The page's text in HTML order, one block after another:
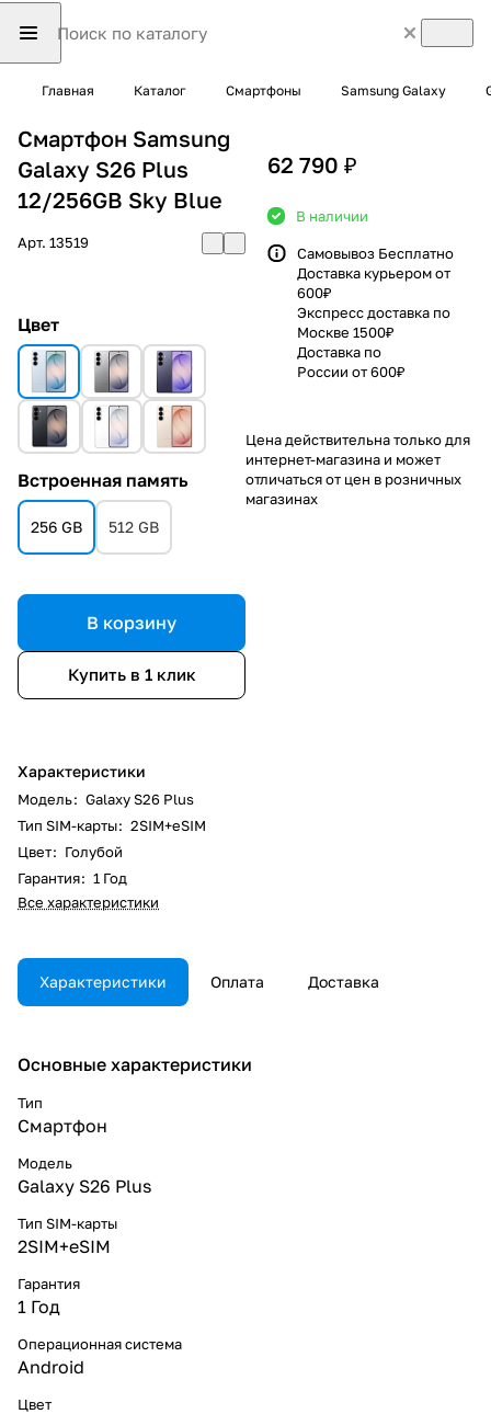
Главная Каталог Смартфоны Samsung Galaxy
Смартфон Samsung
Galaxy S26 Plus
12/256GB Sky Blue
Арт. 13519
Цвет
Встроенная память
256 GB 512 GB
В корзину
Купить в 1 клик
Характеристики
Модель: Galaxy S26 Plus
Тип SIM-карты: 2SIM+eSIM
Цвет: Голубой
Гарантия: 1 Год
Все характеристики
62 790 ₽
В наличии
Самовывоз Бесплатно
Доставка курьером от
600₽
Экспресс доставка по
Москве 1500₽
Доставка по
России от 600₽
Цена действительна только для
интернет-магазина и может
отличаться от цен в розничных
магазинах
Характеристики Оплата Доставка
Основные характеристики
Тип
Смартфон
Модель
Galaxy S26 Plus
Тип SIM-карты
2SIM+eSIM
Гарантия
1 Год
Операционная система
Android
Цвет